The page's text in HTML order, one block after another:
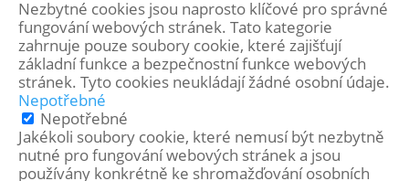
Nezbytné cookies jsou naprosto klíčové pro správné
fungování webových stránek. Tato kategorie
zahrnuje pouze soubory cookie, které zajišťují
základní funkce a bezpečnostní funkce webových
stránek. Tyto cookies neukládají žádné osobní údaje.
Nepotřebné
Nepotřebné
Jakékoli soubory cookie, které nemusí být nezbytně
nutné pro fungování webových stránek a jsou
používány konkrétně ke shromažďování osobních